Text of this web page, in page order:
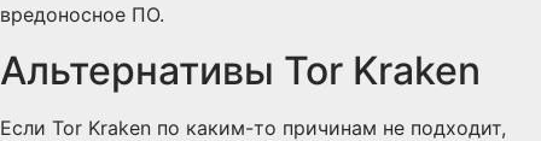
вредоносное ПО.
Альтернативы Tor Kraken
Если Tor Kraken по каким-то причинам не подходит,